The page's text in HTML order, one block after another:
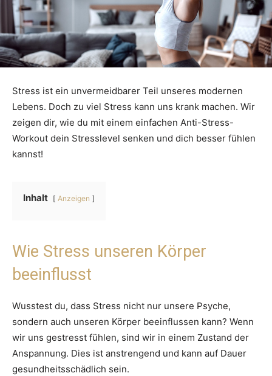
Stress ist ein unvermeidbarer Teil unseres modernen
Lebens. Doch zu viel Stress kann uns krank machen. Wir
zeigen dir, wie du mit einem einfachen Anti-Stress-
Workout dein Stresslevel senken und dich besser fühlen
kannst!
Inhalt Anzeigen
Wie Stress unseren Körper
beeinflusst
Wusstest du, dass Stress nicht nur unsere Psyche,
sondern auch unseren Körper beeinflussen kann? Wenn
wir uns gestresst fühlen, sind wir in einem Zustand der
Anspannung. Dies ist anstrengend und kann auf Dauer
gesundheitsschädlich sein.